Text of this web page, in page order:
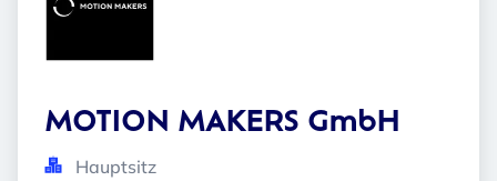
MOTION MAKERS GmbH
Hauptsitz